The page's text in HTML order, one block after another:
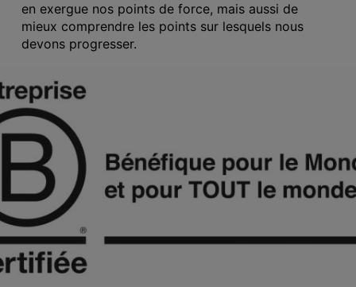
en exergue nos points de force, mais aussi de
mieux comprendre les points sur lesquels nous
devons progresser.